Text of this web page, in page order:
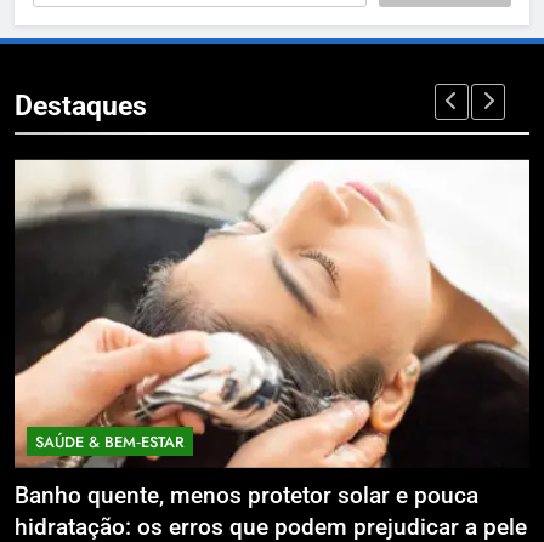
Destaques
SAÚDE & BEM‑ESTAR
Banho quente, menos protetor solar e pouca
hidratação: os erros que podem prejudicar a pele